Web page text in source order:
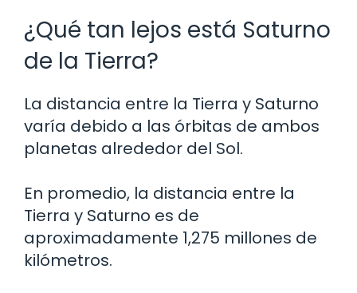
¿Qué tan lejos está Saturno
de la Tierra?
La distancia entre la Tierra y Saturno
varía debido a las órbitas de ambos
planetas alrededor del Sol.
En promedio, la distancia entre la
Tierra y Saturno es de
aproximadamente 1,275 millones de
kilómetros.